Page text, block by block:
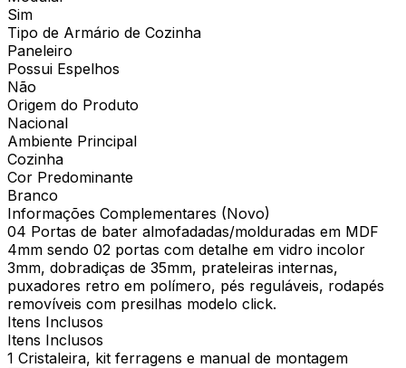
Sim
Tipo de Armário de Cozinha
Paneleiro
Possui Espelhos
Não
Origem do Produto
Nacional
Ambiente Principal
Cozinha
Cor Predominante
Branco
Informações Complementares (Novo)
04 Portas de bater almofadadas/molduradas em MDF
4mm sendo 02 portas com detalhe em vidro incolor
3mm, dobradiças de 35mm, prateleiras internas,
puxadores retro em polímero, pés reguláveis, rodapés
removíveis com presilhas modelo click.
Itens Inclusos
Itens Inclusos
1 Cristaleira, kit ferragens e manual de montagem